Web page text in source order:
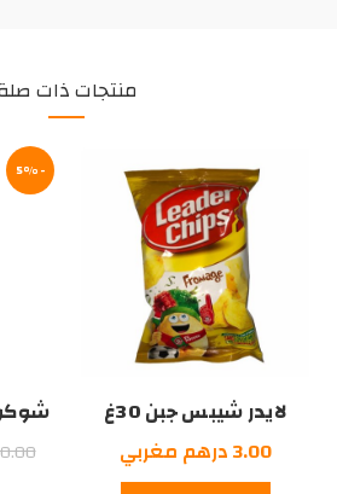
منتجات ذات
لايدر شيبس جبن 30غ
3.00درهم مغربي
-5%